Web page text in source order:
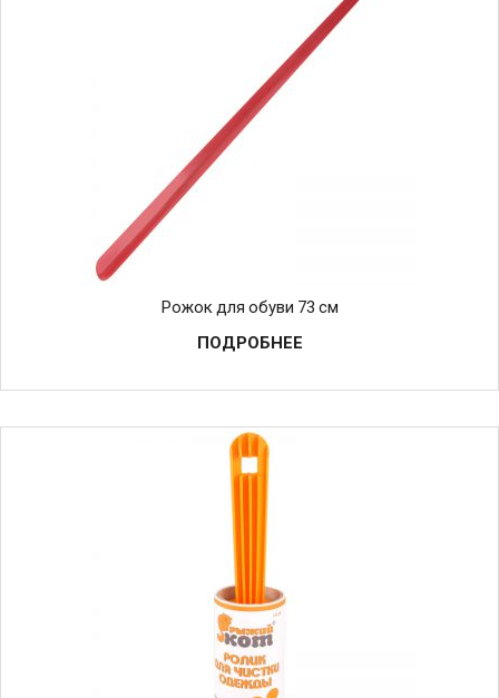
Рожок для обуви 73 см
ПОДРОБНЕЕ